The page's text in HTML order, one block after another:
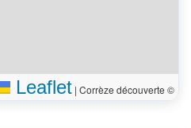
Leaflet | Corrèze découverte ©